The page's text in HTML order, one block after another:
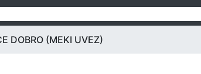
DOBRO (MEKI UVEZ)